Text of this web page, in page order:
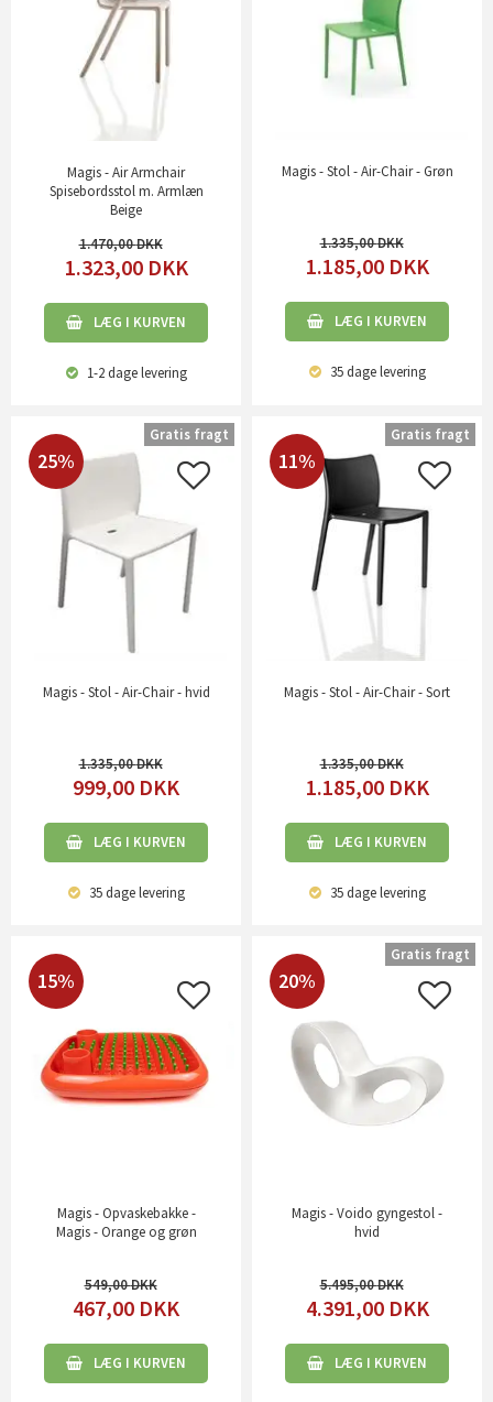
Magis - Air Armchair
Spisebordsstol m. Armlæn
Beige
1.470,00
1.323,00 DKK
LÆG I KURVEN
1-2 dagelevering
Magis - Stol - Air-Chair - Grøn
1.335,00
1.185,00 DKK
LÆG I KURVEN
35 dagelevering
25%
Magis - Stol - Air-Chair - hvid
1.335,00
999,00 DKK
LÆG I KURVEN
35 dagelevering
Gratis fragt
11%
Magis - Stol - Air-Chair - Sort
1.335,00
1.185,00 DKK
LÆG I KURVEN
35 dagelevering
Gratis fragt
15%
Magis - Opvaskebakke -
Magis - Orange og grøn
549,00
467,00 DKK
LÆG I KURVEN
20%
Magis - Voido gyngestol -
hvid
5.495,00
4.391,00 DKK
LÆG I KURVEN
Gratis fragt